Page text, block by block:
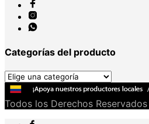
Categorías del producto
Todos los Derechos Reservados